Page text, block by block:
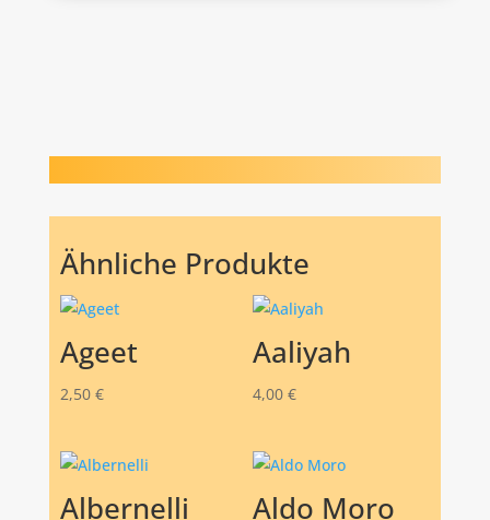
Ähnliche Produkte
Ageet
2,50 €
Aaliyah
4,00 €
Albernelli Aldo Moro